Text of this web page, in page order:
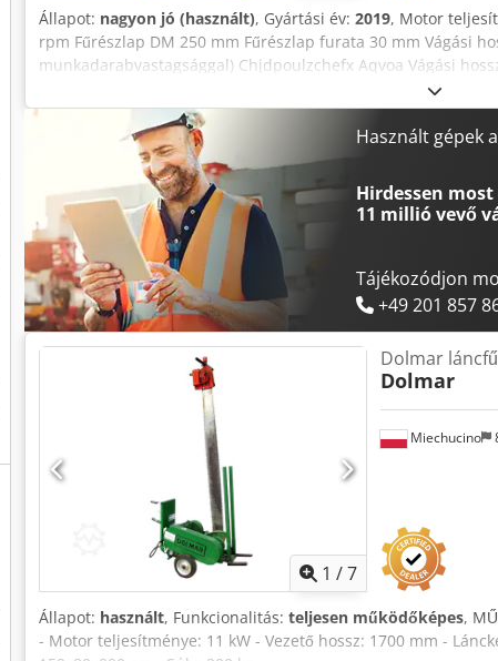
Állapot: nagyon jó (használt), Gyártási év: 2019, Motor
rpm Fűrészlap DM 250 mm Fűrészlap furata 30 mm Vágási
munkadarabvastagsággal) Chjdpoulzchefx Aqvoa Vágási
Kar elfordítható zár +/- 45 fokban Súly 140 kg Motorvédő
beleértve a porleválasztó motorháztetőt a DM 120 mm-es
gépekhez: - A műszaki leírásokban és az előzetes
megadott árak a helyszínről értendők - ingyenes rakodással!
funkcióteszteltük. - Minden gépet úgy vásárolunk, ahogyan
helyszínen szabadon megtekintheti. - Különleges
és telefonszám megadásával válaszolunk a megkeresésekre).
Használt gépek
Hirdessen most
11 millió vevő
Tájékozódjon
+49 201 857
1 /7
Miechucino
Dolmar
Dolmar
Állapot: használt, Funkcionalitás: teljesen működőképes,
- Motor teljesítménye: 11 kW - Vezető hossz: 1700 mm -